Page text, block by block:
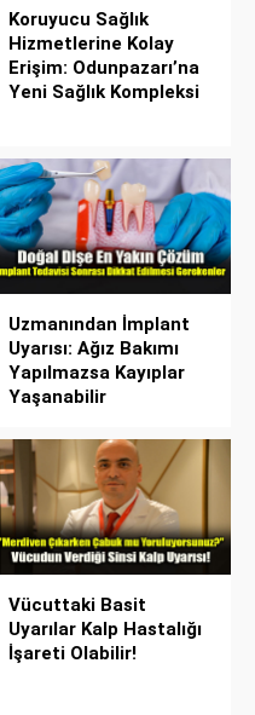
Koruyucu Sağlık
Hizmetlerine Kolay
Erişim: Odunpazarı’na
Yeni Sağlık Kompleksi
Uzmanından İmplant
Uyarısı: Ağız Bakımı
Yapılmazsa Kayıplar
Yaşanabilir
Vücuttaki Basit
Uyarılar Kalp Hastalığı
İşareti Olabilir!